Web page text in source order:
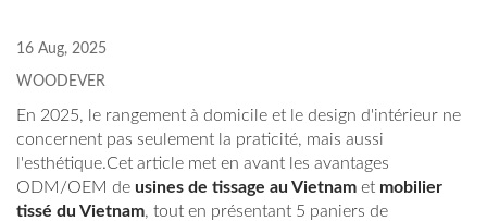
16 Aug, 2025
WOODEVER
En 2025, le rangement à domicile et le design d'intérieur ne
concernent pas seulement la praticité, mais aussi
l'esthétique.Cet article met en avant les avantages
ODM/OEM de usines de tissage au Vietnam et mobilier
tissé du Vietnam, tout en présentant 5 paniers de